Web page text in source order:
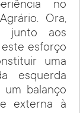
no
Ora,
junto aos
esforço
uma
esquerda
um balanço
externa à